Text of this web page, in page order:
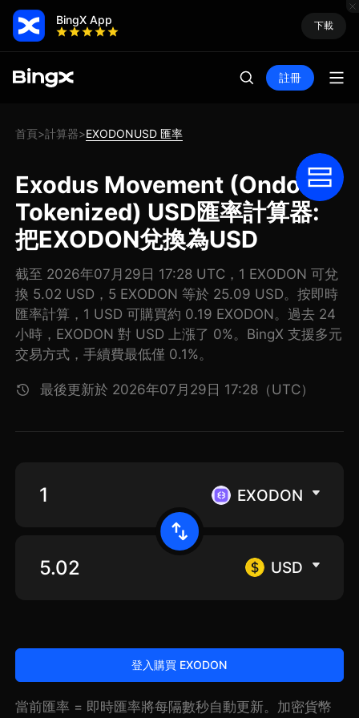
BingX App 下載
註冊
首頁>計算器>EXODONUSD 匯率
Exodus Movement (Ondo
Tokenized) USD匯率計算器:
把EXODON兌換為USD
截至 2026年07月29日 17:28 UTC，1 EXODON 可兌
換 5.02 USD，5 EXODON 等於 25.09 USD。按即時
匯率計算，1 USD 可購買約 0.19 EXODON。過去 24
小時，EXODON 對 USD 上漲了 0%。BingX 支援多元
交易方式，手續費最低僅 0.1%。
最後更新於 2026年07月29日 17:28（UTC）
EXODON
USD
登入購買 EXODON
當前匯率 = 即時匯率將每隔數秒自動更新。加密貨幣